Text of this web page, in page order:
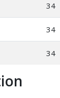
34
34
34